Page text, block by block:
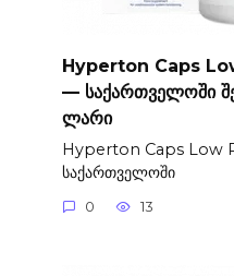
Hyperton Caps
— საქართველოში
ლარი
Hyperton Caps Low
საქართველოში
0 13